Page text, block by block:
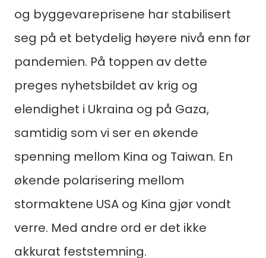
og byggevareprisene har stabilisert
seg på et betydelig høyere nivå enn før
pandemien. På toppen av dette
preges nyhetsbildet av krig og
elendighet i Ukraina og på Gaza,
samtidig som vi ser en økende
spenning mellom Kina og Taiwan. En
økende polarisering mellom
stormaktene USA og Kina gjør vondt
verre. Med andre ord er det ikke
akkurat feststemning.